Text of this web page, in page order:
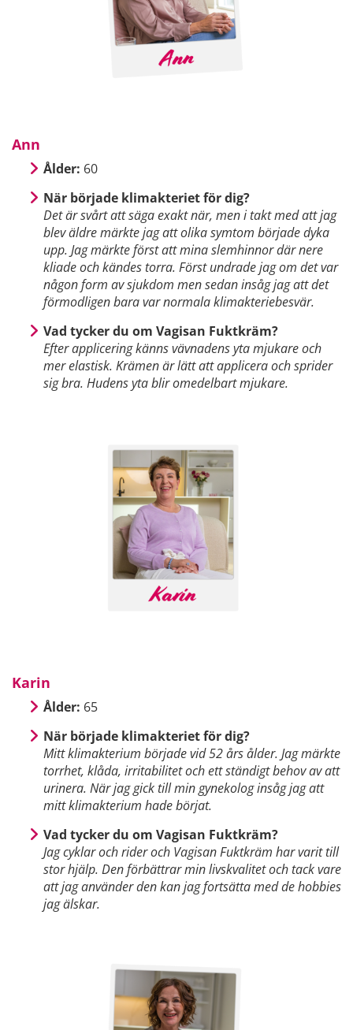
Ann
Ålder: 60
När började klimakteriet för dig?
Det är svårt att säga exakt när, men i takt med att jag
blev äldre märkte jag att olika symtom började dyka
upp. Jag märkte först att mina slemhinnor där nere
kliade och kändes torra. Först undrade jag om det var
någon form av sjukdom men sedan insåg jag att det
förmodligen bara var normala klimakteriebesvär.
Vad tycker du om Vagisan Fuktkräm?
Efter applicering känns vävnadens yta mjukare och
mer elastisk. Krämen är lätt att applicera och sprider
sig bra. Hudens yta blir omedelbart mjukare.
Karin
Ålder: 65
När började klimakteriet för dig?
Mitt klimakterium började vid 52 års ålder. Jag märkte
torrhet, klåda, irritabilitet och ett ständigt behov av att
urinera. När jag gick till min gynekolog insåg jag att
mitt klimakterium hade börjat.
Vad tycker du om Vagisan Fuktkräm?
Jag cyklar och rider och Vagisan Fuktkräm har varit till
stor hjälp. Den förbättrar min livskvalitet och tack vare
att jag använder den kan jag fortsätta med de hobbies
jag älskar.